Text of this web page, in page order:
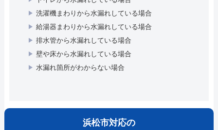
洗濯機まわりから水漏れしている場合
給湯器まわりから水漏れしている場合
排水管から水漏れしている場合
壁や床から水漏れしている場合
水漏れ箇所がわからない場合
浜松市対応の